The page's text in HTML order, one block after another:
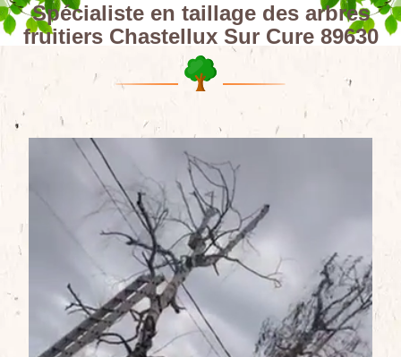
Spécialiste en taillage des arbres
fruitiers Chastellux Sur Cure 89630